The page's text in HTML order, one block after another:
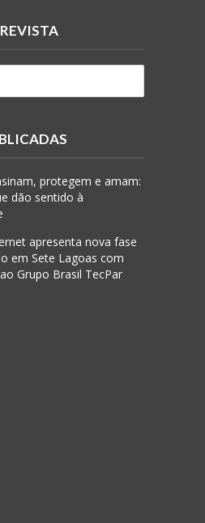
protegem e amam:
dão sentido à
apresenta nova fase
em Sete Lagoas com
Grupo Brasil TecPar